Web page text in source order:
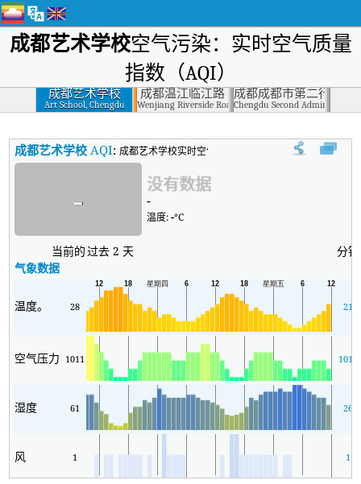
成都艺术学校空气污染：实时空气质量
指数（AQI）
成都艺术学校
Art School, Chengdu
成都温江临江路
Wenjiang Riverside Road, Chengdu
成都成都市第二行政学
Chengdu Second
成都艺术学校 AQI:成都艺术学校实时空气质量指数（AQI）。
- 没有数据
-
温度:-°C
当前的过去 2 天
分钟
气象数据
温度。 28 21
空气压力 1011 1010
湿度 61 26
风 1 1